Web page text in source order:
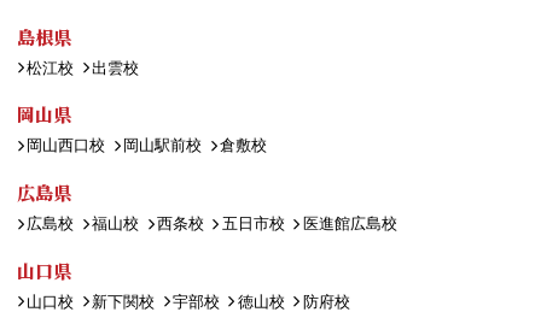
島根県
松江校 出雲校
岡山県
岡山西口校 岡山駅前校 倉敷校
広島県
広島校 福山校 西条校 五日市校 医進館広島校
山口県
山口校 新下関校 宇部校 徳山校 防府校